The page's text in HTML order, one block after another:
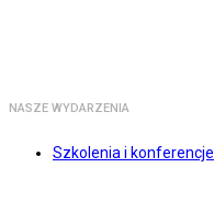
NASZE WYDARZENIA
Szkolenia i konferencje